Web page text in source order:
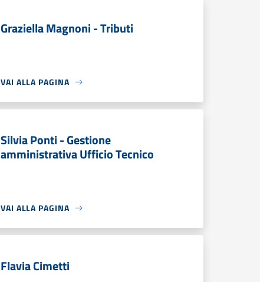
Graziella Magnoni - Tributi
VAI ALLA PAGINA
Silvia Ponti - Gestione
amministrativa Ufficio Tecnico
VAI ALLA PAGINA
Flavia Cimetti